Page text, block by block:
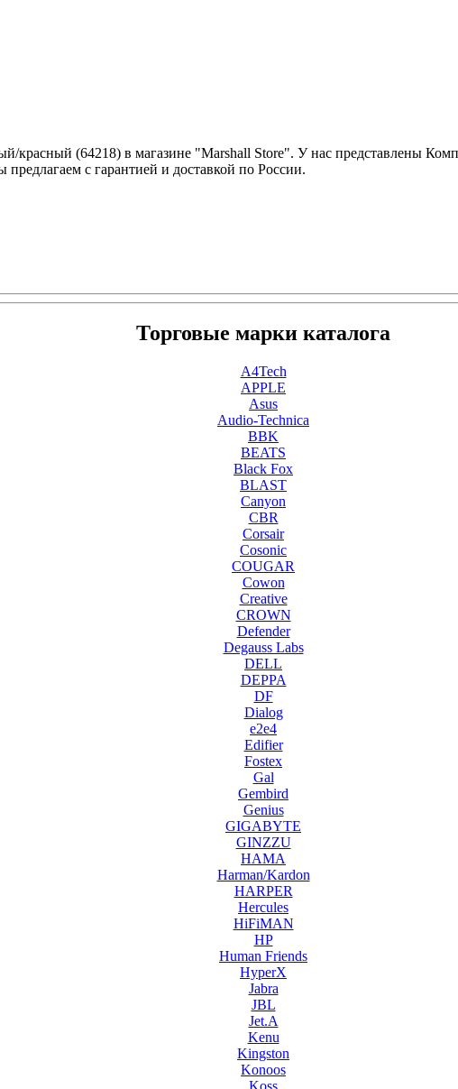
красный (64218) в магазине "Marshall Store". У нас представлены
с гарантией и доставкой по России.
Торговые марки каталога
A4Tech
APPLE
Asus
Audio-Technica
BBK
BEATS
Black Fox
BLAST
Canyon
CBR
Corsair
Cosonic
COUGAR
Cowon
Creative
CROWN
Defender
Degauss Labs
DELL
DEPPA
DF
Dialog
e2e4
Edifier
Fostex
Gal
Gembird
Genius
GIGABYTE
GINZZU
HAMA
Harman/Kardon
HARPER
Hercules
HiFiMAN
HP
Human Friends
HyperX
Jabra
JBL
Jet.A
Kenu
Kingston
Konoos